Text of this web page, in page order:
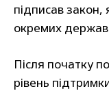
підписав
окремих
Після початку
рівень